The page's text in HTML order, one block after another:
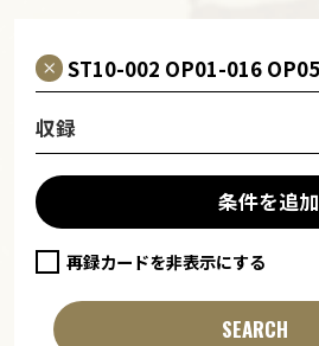
収録
条件を追加
再録カードを非表示にする
SEARCH